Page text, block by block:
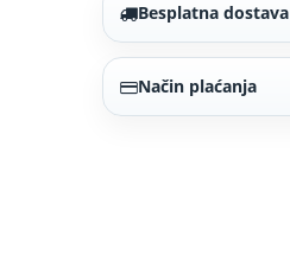
Besplatna dostava
Način plaćanja